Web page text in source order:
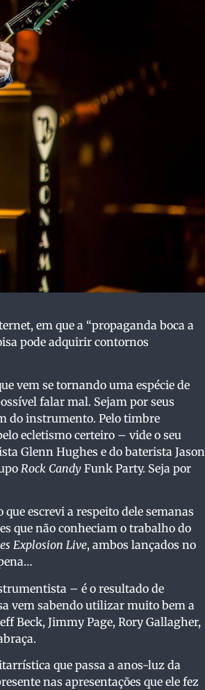
em que a “propaganda boca a
pode adquirir contornos
vem se tornando uma espécie de
falar mal. Sejam por seus
do instrumento. Pelo timbre
ecletismo certeiro – vide o seu
Glenn Hughes e do baterista Jason
Rock Candy Funk Party. Seja por
escrevi a respeito dele semanas
que não conheciam o trabalho do
Explosion Live, ambos lançados no
– é o resultado de
vem sabendo utilizar muito bem a
Beck, Jimmy Page, Rory Gallagher,
que passa a anos-luz da
nas apresentações que ele fez